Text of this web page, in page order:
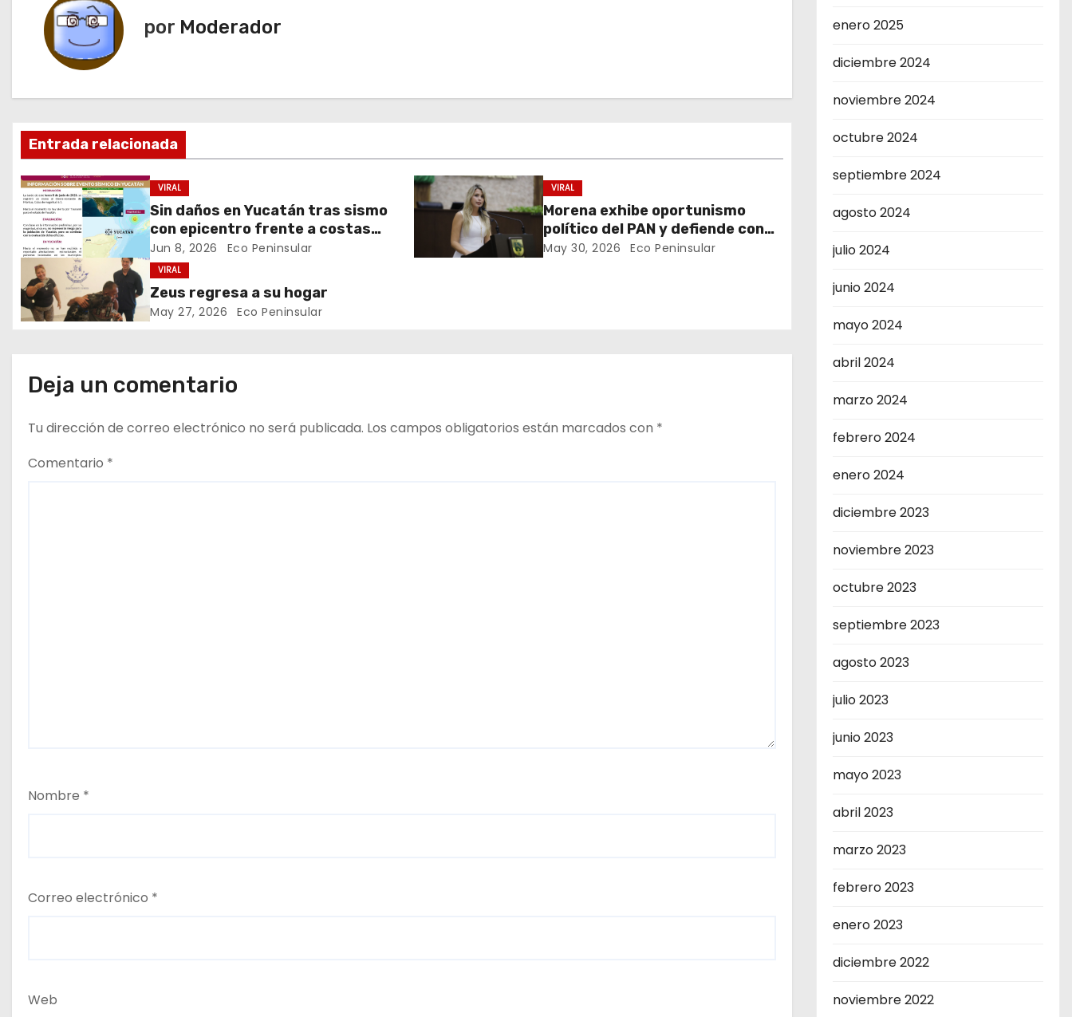
c
i
ó
n
d
e
e
t
r
a
por Moderador
Entrada relacionada
VIRAL
Sin daños en Yucatán tras sismo
con epicentro frente a costas
de Cuba: Procivy
Jun 8, 2026 Eco Peninsular
VIRAL
Morena exhibe oportunismo
político del PAN y defiende con
hechos a las mujeres de Yucatán
May 30, 2026 Eco Peninsular
VIRAL
Zeus regresa a su hogar
May 27, 2026 Eco Peninsular
Deja un comentario
Tu dirección de correo electrónico no será publicada. Los campos obligatorios están marcados con *
Comentario *
Nombre *
Correo electrónico *
Web
enero 2025
diciembre 2024
noviembre 2024
octubre 2024
septiembre 2024
agosto 2024
julio 2024
junio 2024
mayo 2024
abril 2024
marzo 2024
febrero 2024
enero 2024
diciembre 2023
noviembre 2023
octubre 2023
septiembre 2023
agosto 2023
julio 2023
junio 2023
mayo 2023
abril 2023
marzo 2023
febrero 2023
enero 2023
diciembre 2022
noviembre 2022